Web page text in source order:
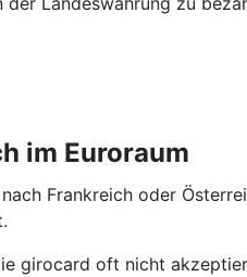
im Euroraum
Frankreich oder
girocard oft nicht